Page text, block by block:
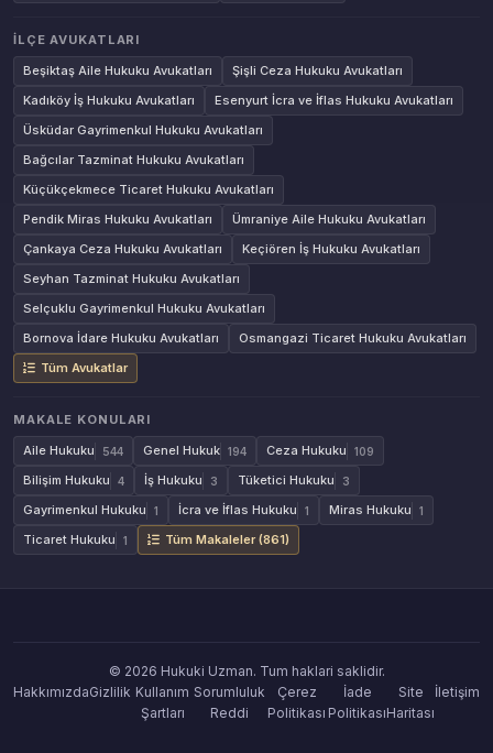
İLÇE AVUKATLARI
Beşiktaş Aile Hukuku Avukatları
Şişli Ceza Hukuku Avukatları
Kadıköy İş Hukuku Avukatları
Esenyurt İcra ve İflas Hukuku Avukatları
Üsküdar Gayrimenkul Hukuku Avukatları
Bağcılar Tazminat Hukuku Avukatları
Küçükçekmece Ticaret Hukuku Avukatları
Pendik Miras Hukuku Avukatları
Ümraniye Aile Hukuku Avukatları
Çankaya Ceza Hukuku Avukatları
Keçiören İş Hukuku Avukatları
Seyhan Tazminat Hukuku Avukatları
Selçuklu Gayrimenkul Hukuku Avukatları
Bornova İdare Hukuku Avukatları
Osmangazi Ticaret Hukuku Avukatları
Tüm Avukatlar
MAKALE KONULARI
Aile Hukuku
544 Genel Hukuk 194 Ceza Hukuku 109
Bilişim Hukuku 4 İş Hukuku 3 Tüketici Hukuku 3
Gayrimenkul Hukuku 1 İcra ve İflas Hukuku 1 Miras Hukuku 1
Ticaret Hukuku 1 Tüm Makaleler (861)
© 2026 Hukuki Uzman. Tum haklari saklidir.
HakkımızdaGizlilik Kullanım
Şartları
Sorumluluk
Reddi
Çerez
Politikası
İade
Politikası
Site
Haritası
İletişim